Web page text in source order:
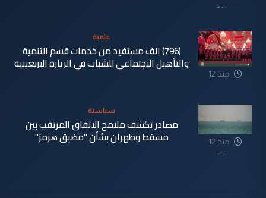
ساعة
منذ 12
علمية
(796) الف مستفيد من خدمات قسم التنمية
والتأهيل الاجتماعي للشباب في الزيارة الاربعينية
منذ 12
ساعة
سياسية
مصادر تكشف ملامح الاتفاق المرتقب بين
مسقط وطهران بشأن "مضيق هرمز"